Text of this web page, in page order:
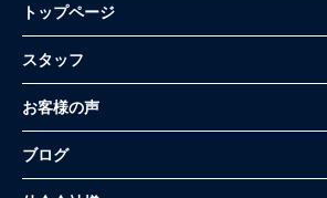
トップページ
スタッフ
お客様の声
ブログ